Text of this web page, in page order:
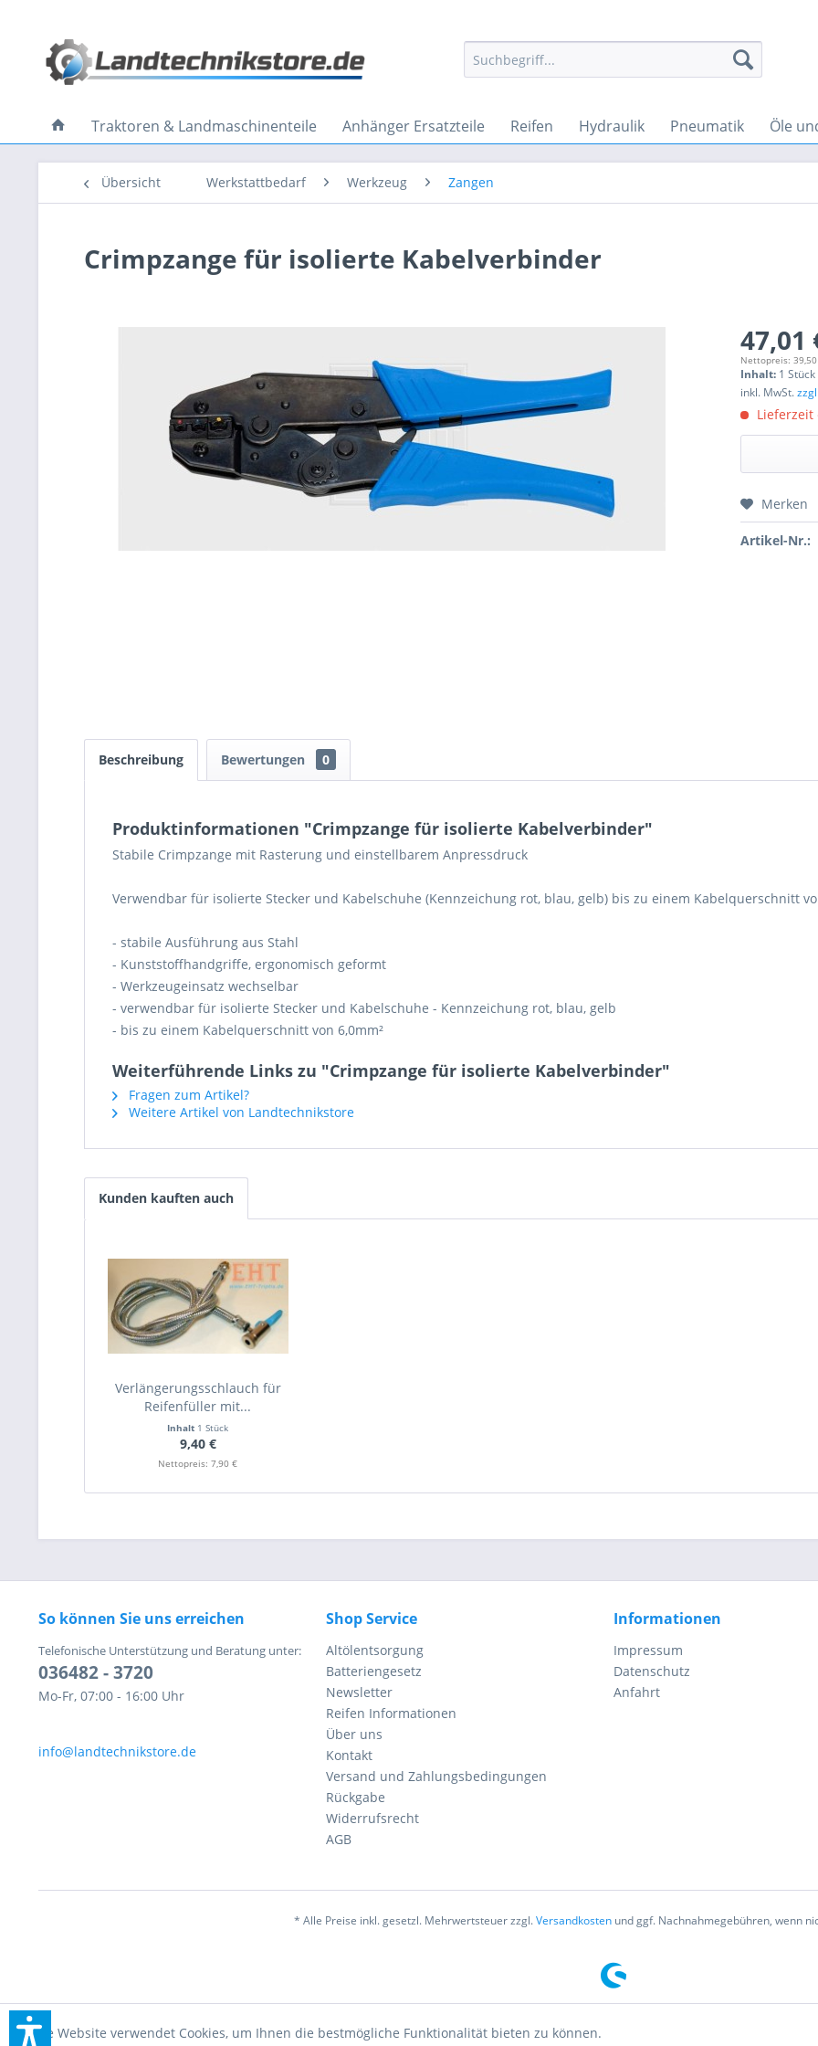
Traktoren & Landmaschinenteile Anhänger Ersatzteile Reifen Hydraulik Pneumatik Öle
Übersicht Werkstattbedarf Werkzeug Zangen
Crimpzange für isolierte Kabelverbinder
47,01
Nettopreis:
Inhalt: 1 Stück
inkl. MwSt.
Lieferzeit
Preis
Merken
Artikel-Nr.:
Beschreibung Bewertungen 0
Produktinformationen "Crimpzange für isolierte Kabelverbinder"
Stabile Crimpzange mit Rasterung und einstellbarem Anpressdruck
Verwendbar für isolierte Stecker und Kabelschuhe (Kennzeichung rot, blau, gelb) bis zu einem Kabelquerschnitt
- stabile Ausführung aus Stahl
- Kunststoffhandgriffe, ergonomisch geformt
- Werkzeugeinsatz wechselbar
- verwendbar für isolierte Stecker und Kabelschuhe - Kennzeichung rot, blau, gelb
- bis zu einem Kabelquerschnitt von 6,0mm²
Weiterführende Links zu "Crimpzange für isolierte Kabelverbinder"
Fragen zum Artikel?
Weitere Artikel von Landtechnikstore
Kunden kauften auch
Verlängerungsschlauch für
Reifenfüller mit...
Inhalt 1 Stück
9,40 €
Nettopreis: 7,90 €
So können Sie uns erreichen
Telefonische Unterstützung und Beratung unter:
036482 - 3720
Mo-Fr, 07:00 - 16:00 Uhr
info@landtechnikstore.de
Shop Service
Altölentsorgung
Batteriengesetz
Newsletter
Reifen Informationen
Über uns
Kontakt
Versand und Zahlungsbedingungen
Rückgabe
Widerrufsrecht
AGB
Informationen
Impressum
Datenschutz
Anfahrt
* Alle Preise inkl. gesetzl. Mehrwertsteuer zzgl.Versandkostenund ggf. Nachnahmegebühren, wenn
Diese Website verwendet Cookies, um Ihnen die bestmögliche Funktionalität bieten zu können.